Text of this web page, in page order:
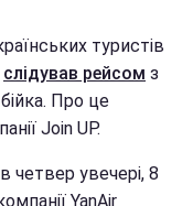
туристів
слідував рейсом з
Про це
Join UP.
четвер увечері, 8
YanAir